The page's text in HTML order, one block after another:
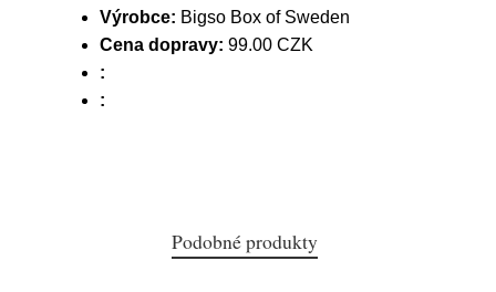
Výrobce: Bigso Box of Sweden
Cena dopravy: 99.00 CZK
:
:
Podobné produkty